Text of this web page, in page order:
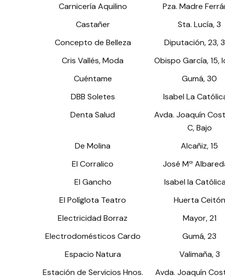
Carnicería Aquilino
Pza. Madre
Castañer
Sta. Lucía, 3
Concepto de Belleza
Diputación, 23,
Cris Vallés, Moda
Obispo García, 15,
Cuéntame
Gumá, 30
DBB Soletes
Isabel La
Denta Salud
Avda. Joaquín
C, Bajo
De Molina
Alcañiz, 15
El Corralico
José Mª
El Gancho
Isabel la
El Políglota Teatro
Huerta Ceitón
Electricidad Borraz
Mayor, 21
Electrodomésticos Cardo
Gumá, 23
Espacio Natura
Valimaña, 3
Estación de Servicios Hnos.
Avda. Joaquín